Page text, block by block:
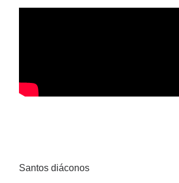
Santos diáconos